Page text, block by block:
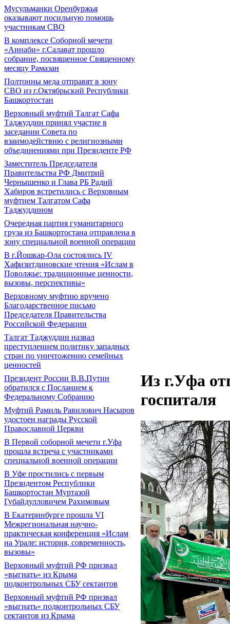
Мусульманки Оренбуржья
оказывают посильную помощь
участникам СВО
В комплексе Соборной мечети
«Аннаби» г.Салават прошло
собрание, посвященное Священному
месяцу Рамазан
Полтонны меда отправят в зону
СВО из г.Октябрьский Республики
Башкортостан
Верховный муфтий Талгат Сафа
Таджуддин принял участие в
заседании Совета по
взаимодействию с религиозными
объединениями при Президенте РФ
Заместитель Председателя
Правительства РФ Дмитрий
Чернышенко и Глава РБ Радий
Хабиров встретились с Верховным
муфтием Талгатом Сафа
Таджуддином
Очередная партия гуманитарного
груза из Башкортостана отправлена в
зону специальной военной операции
В г.Йошкар-Ола состоялись IV
Хафизитдиновские чтения «Ислам в
Поволжье: традиционные ценности,
вызовы, перспективы»
Верховному муфтию вручено
Благодарственное письмо
Председателя Правительства
Российской Федерации
Талгат Таджуддин назвал
преступлением политику западных
стран по уничтожению семейных
ценностей
Президент России В.В.Путин
обратился с Посланием к
Федеральному Собранию
Муфтий Рамиль Равилович Насыров
удостоен награды Русской
Православной Церкви
В Первой соборной мечети г.Уфа
прошла встреча с участниками
специальной военной операции
В Уфе простились с первым
Президентом Республики
Башкортостан Муртазой
Губайдулловичем Рахимовым
В Екатеринбурге прошла VI
Межрегиональная научно-
практическая конференция «Ислам
на Урале: история, современность,
вызовы»
Верховный муфтий РФ призвал
«выгнать» из Крыма
подконтрольных СБУ сектантов
Верховный муфтий РФ призвал
«выгнать» подконтрольных СБУ
сектантов из Крыма
Из г.Уфа
госпиталя